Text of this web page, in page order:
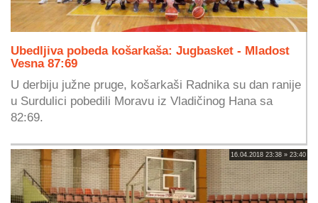
Ubedljiva pobeda košarkaša: Jugbasket - Mladost
Vesna 87:69
U derbiju južne pruge, košarkaši Radnika su dan ranije
u Surdulici pobedili Moravu iz Vladičinog Hana sa
82:69.
16.04.2018 23:38 » 23:40